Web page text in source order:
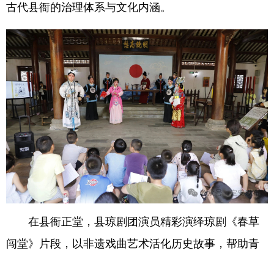
古代县衙的治理体系与文化内涵。
在县衙正堂，县琼剧团演员精彩演绎琼剧《春草
闯堂》片段，以非遗戏曲艺术活化历史故事，帮助青